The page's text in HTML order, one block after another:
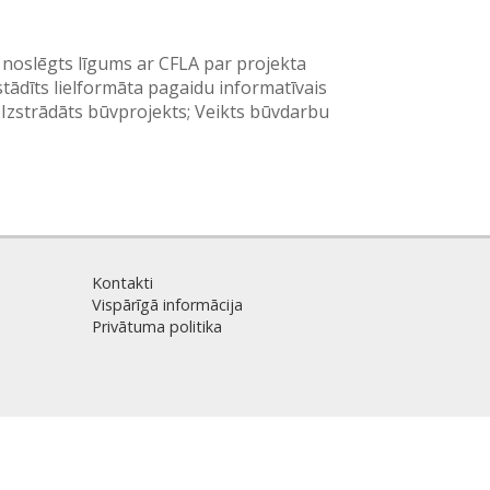
līgums ar CFLA par projekta
lielformāta pagaidu informatīvais
būvprojekts; Veikts būvdarbu
Kontakti
Vispārīgā informācija
Privātuma politika